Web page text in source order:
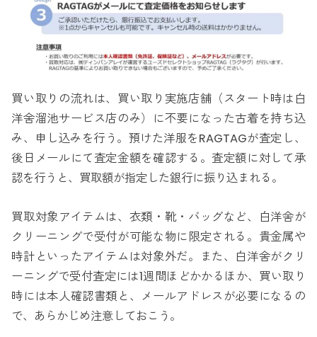
買い取りの流れは、買い取り実施店舗（スタート時は白
洋舍溜池サービス店のみ）に不要になった古着を持ち込
み、申し込みを行う。預けた洋服をRAGTAGが査定し、
後日メールにて査定金額を確認する。査定額に対して承
認を行うと、買取額が指定した銀行に振り込まれる。
買取対象アイテムは、衣類・靴・バッグなど、白洋舍が
クリーニングで受付が可能な物に限定される。貴金属や
時計といったアイテムは対象外だ。また、白洋舍がクリ
ーニングで受付査定には1週間ほどかかるほか、買い取り
時には本人確認書類と、メールアドレスが必要になるの
で、あらかじめ注意しておこう。